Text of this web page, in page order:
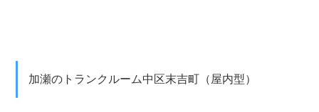
加瀬のトランクルーム中区末吉町（屋内型）